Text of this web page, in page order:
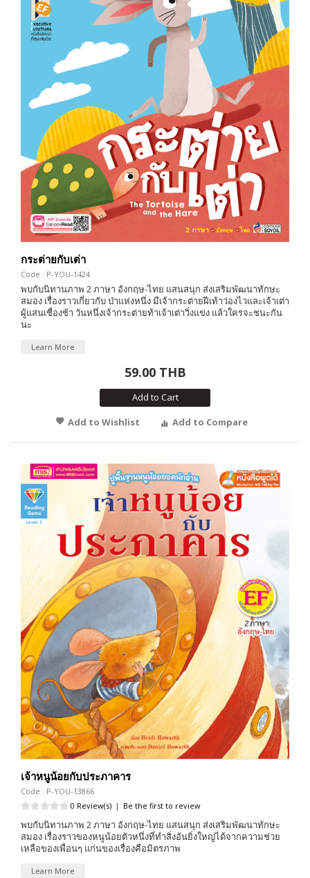
กระต่ายกับเต่า
Code : P-YOU-1424
พบกับนิทานภาพ 2 ภาษา อังกฤษ-ไทย แสนสนุก ส่งเสริมพัฒนาทักษะ
สมอง เรื่องราวเกี่ยวกับ ป่าแห่งหนึ่ง มีเจ้ากระต่ายฝีเท้าว่องไวและเจ้าเต่า
ผู้แสนเชื่องช้า วันหนึ่งเจ้ากระต่ายท้าเจ้าเต่าวิ่งแข่ง แล้วใครจะชนะกัน
นะ
Learn More
59.00 THB
Add to Cart
Add to Wishlist
Add to Compare
เจ้าหนูน้อยกับประภาคาร
Code : P-YOU-13866
0 Review(s) | Be the first to review
พบกับนิทานภาพ 2 ภาษา อังกฤษ-ไทย แสนสนุก ส่งเสริมพัฒนาทักษะ
สมอง เรื่องราวของหนูน้อยตัวหนึ่งที่ทำสิ่งอันยิ่งใหญ่ได้จากความช่วย
เหลือของเพื่อนๆ แก่นของเรื่องคือมิตรภาพ
Learn More